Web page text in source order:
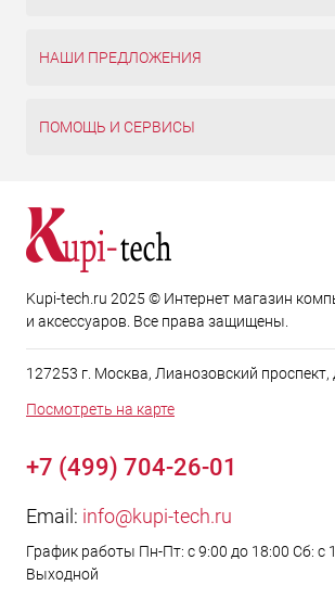
НАШИ ПРЕДЛОЖЕНИЯ
ПОМОЩЬ И СЕРВИСЫ
Kupi-tech.ru 2025 © Интернет магазин
и аксессуаров. Все права защищены.
127253 г. Москва, Лианозовский проспект,
Посмотреть на карте
+7 (499) 704-26-01
Email: info@kupi-tech.ru
График работы Пн-Пт: с 9:00 до 18:00 Сб: с
Выходной